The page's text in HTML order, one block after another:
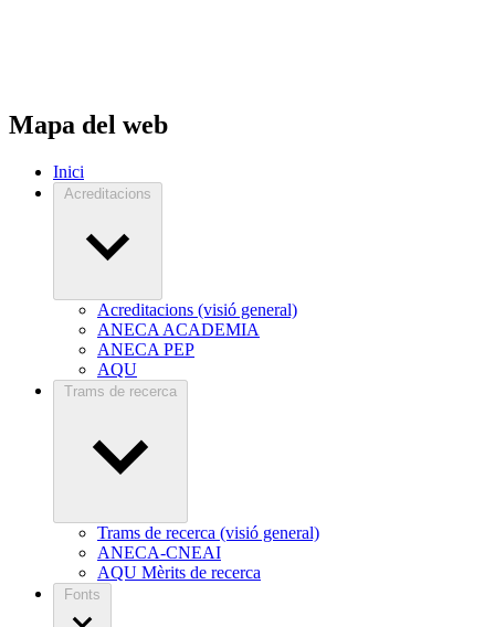
Mapa del web
Inici
Acreditacions
Acreditacions (visió general)
ANECA ACADEMIA
ANECA PEP
AQU
Trams de recerca
Trams de recerca (visió general)
ANECA-CNEAI
AQU Mèrits de recerca
Fonts